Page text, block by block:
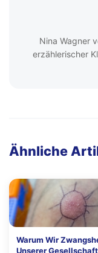
Nina Wagner
erzählerischer
Ähnliche
Warum Wir
Unserer Gesellschaft